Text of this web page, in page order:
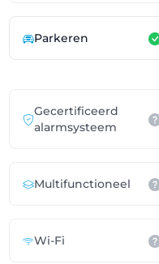
Parkeren
Gecertificeerd
alarmsysteem
Multifunctioneel
Wi-Fi